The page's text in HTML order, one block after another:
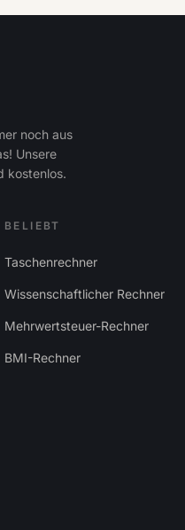
noch aus
Unsere
kostenlos.
BELIEBT
Taschenrechner
Wissenschaftlicher Rechner
Mehrwertsteuer-Rechner
BMI-Rechner